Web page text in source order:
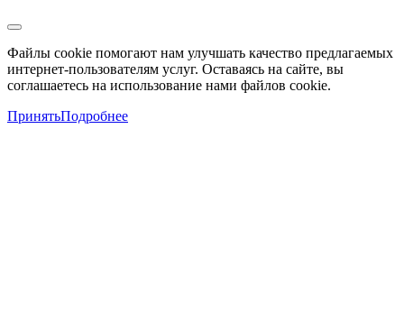
Файлы cookie помогают нам улучшать качество предлагаемых
интернет-пользователям услуг. Оставаясь на сайте, вы
соглашаетесь на использование нами файлов cookie.
ПринятьПодробнее